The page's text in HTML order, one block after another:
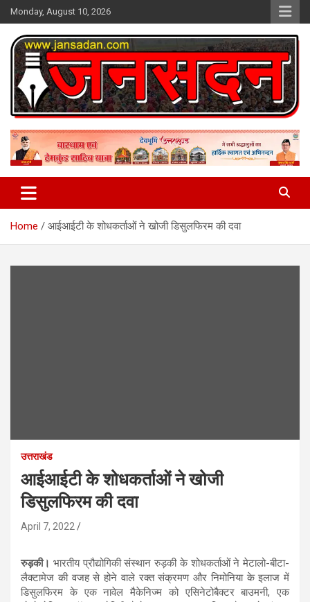
Skip
to
content
Monday, August 10, 2026
Jan Sadan
Home आईआईटी के शोधकर्ताओं ने खोजी डिसुलफिरम की दवा
उत्तराखंड
आईआईटी के शोधकर्ताओं ने खोजी
डिसुलफिरम की दवा
April 7, 2022
रुड़की। भारतीय प्रौद्योगिकी संस्थान रुड़की के शोधकर्ताओं ने मेटालो-बीटा-
लैक्टामेज की वजह से होने वाले रक्त संक्रमण और निमोनिया के इलाज में
डिसुलफिरम के एक नावेल मैकेनिज्म को एसिनेटोबैक्टर बाउमनी, एक